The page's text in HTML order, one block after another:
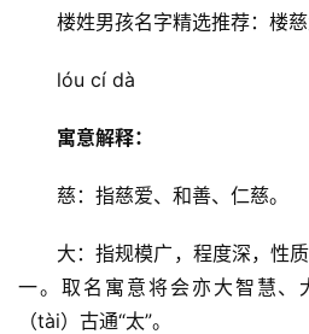
起
名
投稿
楼姓男孩名字精选推荐：楼
lóu cí dà
寓意解释：
慈：指慈爱、和善、仁慈。
大：指规模广，程度深，性
一。取名寓意将会亦大智慧、
（tài）古通“太”。